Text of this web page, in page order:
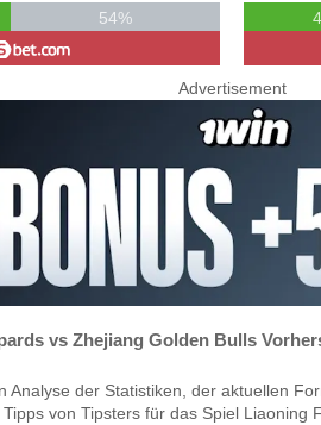
54%
Advertisement
vs Zhejiang Golden Bulls
Analyse der Statistiken, der aktuellen
von Tipsters für das Spiel Liaoning